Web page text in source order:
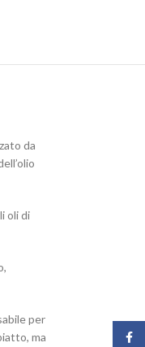
da
oli di
per
ma